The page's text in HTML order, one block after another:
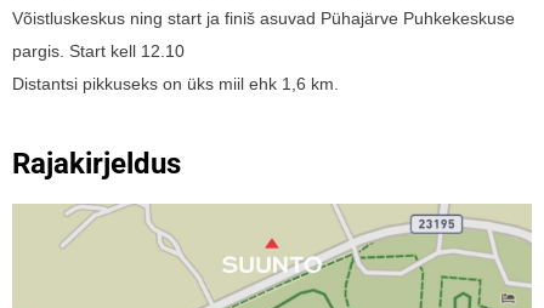
Võistluskeskus ning start ja finiš asuvad Pühajärve Puhkekeskuse
pargis. Start kell 12.10
Distantsi pikkuseks on üks miil ehk 1,6 km.
Rajakirjeldus